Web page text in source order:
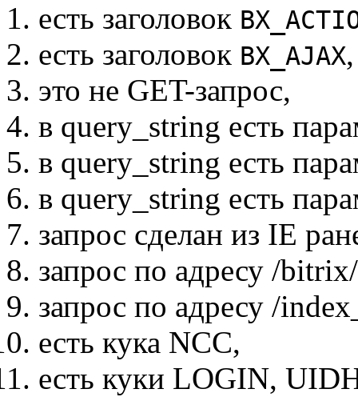
есть заголовок
есть заголовок BX_AJAX,
это не GET-запрос,
в query_string есть
в query_string есть
в query_string есть
запрос сделан из IE
запрос по адресу /bitrix/
запрос по адресу /
есть кука NCC,
есть куки LOGIN,